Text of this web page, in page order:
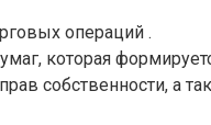
операций .
которая
собственности, а